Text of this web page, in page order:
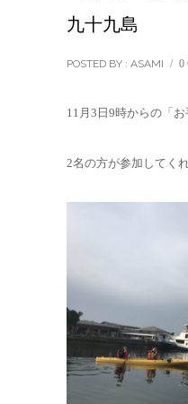
九十九島
POSTED BY : ASAMI / 0
11月3日9時からの「お
2名の方が参加してくれ